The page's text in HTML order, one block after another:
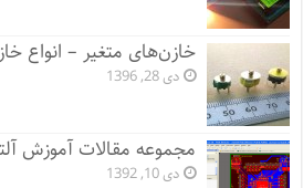
خازن‌های متغیر – انواع
دی 28, 1396
مجموعه مقالات آموزش
دی 10, 1392